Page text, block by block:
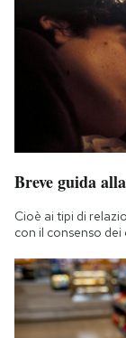
Breve guida
Cioè ai tipi di
con il consenso